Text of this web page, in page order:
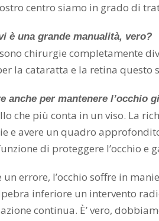
centro siamo in grado di
è una grande manualità, vero?
chirurgie completamente
la cataratta e la retina
anche per mantenere l’occhio
che più conta in un viso. La
e avere un quadro
di proteggere l’occhio
errore, l’occhio soffre in
inferiore un intervento
continua. È’ vero,